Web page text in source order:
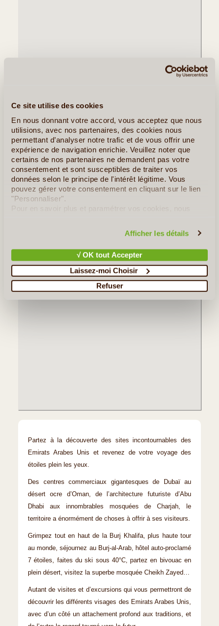
Ce site utilise des cookies
En nous donnant votre accord, vous acceptez que nous
utilisions, avec nos partenaires, des cookies nous
permettant d’analyser notre trafic et de vous offrir une
expérience de navigation enrichie. Veuillez noter que
certains de nos partenaires ne demandent pas votre
consentement et sont susceptibles de traiter vos
données selon le principe de l'intérêt légitime. Vous
pouvez gérer votre consentement en cliquant sur le lien
"Personnaliser".
Pour en savoir plus et paramétrer vos cookies, nous
Afficher les détails
√ OK tout Accepter
Laissez-moi Choisir
Refuser
Partez à la découverte des sites incontournables des
Emirats Arabes Unis et revenez de votre voyage des
étoiles plein les yeux.
Des centres commerciaux gigantesques de Dubaï au
désert ocre d’Oman, de l’architecture futuriste d’Abu
Dhabi aux innombrables mosquées de Charjah, le
territoire a énormément de choses à offrir à ses visiteurs.
Grimpez tout en haut de la Burj Khalifa, plus haute tour
au monde, séjournez au Burj-al-Arab, hôtel auto-proclamé
7 étoiles, faites du ski sous 40°C, partez en bivouac en
plein désert, visitez la superbe mosquée Cheikh Zayed…
Autant de visites et d’excursions qui vous permettront de
découvrir les différents visages des Emirats Arabes Unis,
avec d’un côté un attachement profond aux traditions, et